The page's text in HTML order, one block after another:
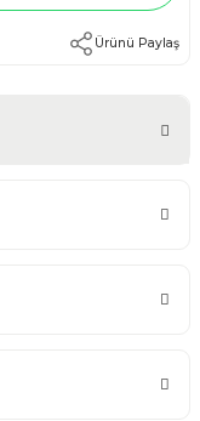
Ürünü Paylaş